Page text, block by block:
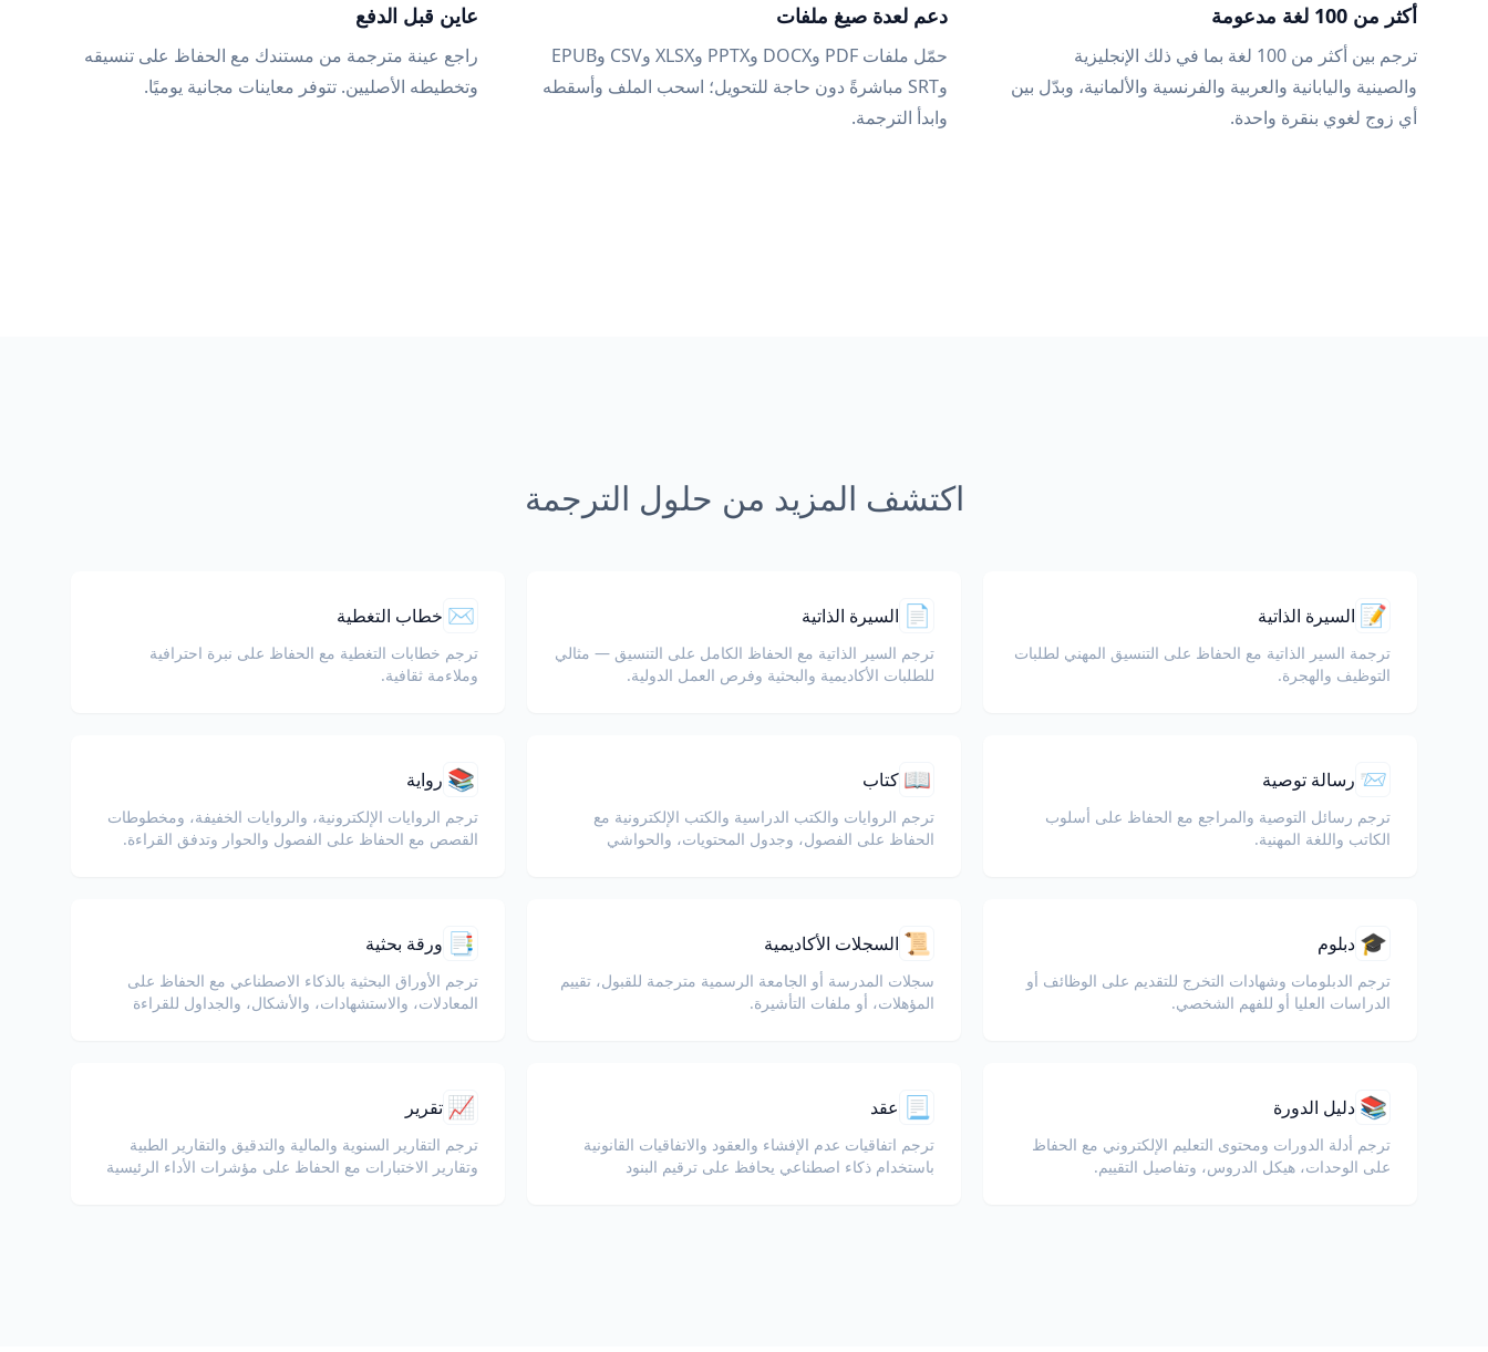
أكثر من 100 لغة مدعومة
ترجم بين أكثر من 100 لغة بما في ذلك الإنجليزية
والصينية واليابانية والعربية والفرنسية والألمانية، وبدّل بين
أي زوج لغوي بنقرة واحدة.
دعم لعدة صيغ ملفات
حمّل ملفات PDF وDOCX وPPTX وXLSX وCSV وEPUB
وSRT مباشرةً دون حاجة للتحويل؛ اسحب الملف وأسقطه
وابدأ الترجمة.
عاين قبل الدفع
راجع عينة مترجمة من مستندك مع الحفاظ على تنسيقه
وتخطيطه الأصليين. تتوفر معاينات مجانية يوميًا.
اكتشف المزيد من حلول الترجمة
📝 السيرة الذاتية
ترجمة السير الذاتية مع الحفاظ على التنسيق المهني لطلبات
التوظيف والهجرة.
📄 السيرة الذاتية
ترجم السير الذاتية مع الحفاظ الكامل على التنسيق — مثالي
للطلبات الأكاديمية والبحثية وفرص العمل الدولية.
✉️ خطاب التغطية
ترجم خطابات التغطية مع الحفاظ على نبرة احترافية
وملاءمة ثقافية.
📨 رسالة توصية
ترجم رسائل التوصية والمراجع مع الحفاظ على أسلوب
الكاتب واللغة المهنية.
📖 كتاب
ترجم الروايات والكتب الدراسية والكتب الإلكترونية مع
الحفاظ على الفصول، وجدول المحتويات، والحواشي
📚 رواية
ترجم الروايات الإلكترونية، والروايات الخفيفة، ومخطوطات
القصص مع الحفاظ على الفصول والحوار وتدفق القراءة.
🎓 دبلوم
ترجم الدبلومات وشهادات التخرج للتقديم على الوظائف أو
الدراسات العليا أو للفهم الشخصي.
📜 السجلات الأكاديمية
سجلات المدرسة أو الجامعة الرسمية مترجمة للقبول، تقييم
المؤهلات، أو ملفات التأشيرة.
📑 ورقة بحثية
ترجم الأوراق البحثية بالذكاء الاصطناعي مع الحفاظ على
المعادلات، والاستشهادات، والأشكال، والجداول للقراءة
📚 دليل الدورة
ترجم أدلة الدورات ومحتوى التعليم الإلكتروني مع الحفاظ
على الوحدات، هيكل الدروس، وتفاصيل التقييم.
📃 عقد
ترجم اتفاقيات عدم الإفشاء والعقود والاتفاقيات القانونية
باستخدام ذكاء اصطناعي يحافظ على ترقيم البنود
📈 تقرير
ترجم التقارير السنوية والمالية والتدقيق والتقارير الطبية
وتقارير الاختبارات مع الحفاظ على مؤشرات الأداء الرئيسية